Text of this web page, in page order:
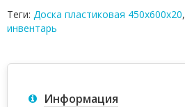
Теги: Доска пластиковая 450х600х20,
инвентарь
Информация